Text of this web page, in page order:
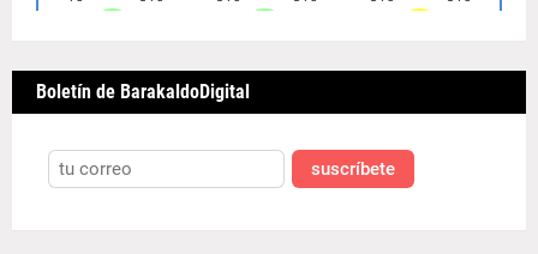
Boletín de BarakaldoDigital
suscríbete